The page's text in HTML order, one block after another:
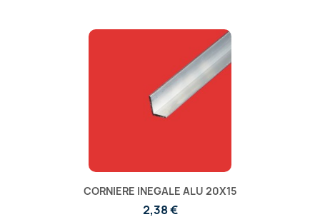
CORNIERE INEGALE ALU 20X15
2,38 €